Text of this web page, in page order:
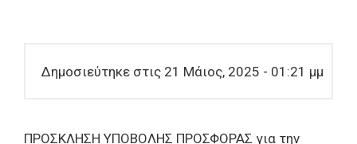
Δημοσιεύτηκε στις 21 Μάιος, 2025 - 01:21 μμ
ΠΡΟΣΚΛΗΣΗ ΥΠΟΒΟΛΗΣ ΠΡΟΣΦΟΡΑΣ για την